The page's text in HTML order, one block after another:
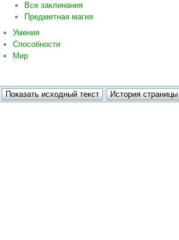
Все заклинания
Предметная магия
Умения
Способности
Мир